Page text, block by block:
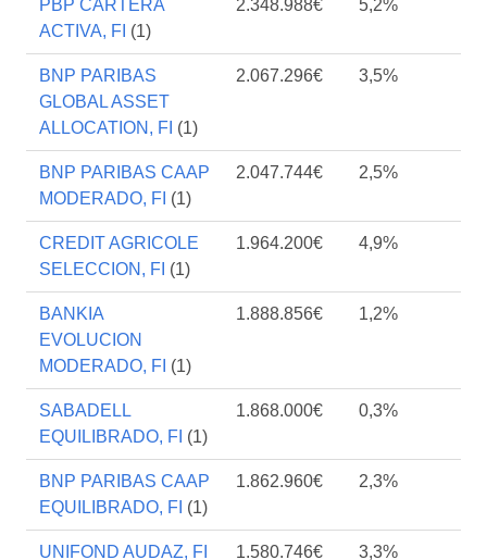
PBP CARTERA
ACTIVA, FI (1)
2.348.988€ 5,2%
BNP PARIBAS
GLOBAL ASSET
ALLOCATION, FI (1)
2.067.296€ 3,5%
BNP PARIBAS CAAP
MODERADO, FI (1)
2.047.744€ 2,5%
CREDIT AGRICOLE
SELECCION, FI (1)
1.964.200€ 4,9%
BANKIA
EVOLUCION
MODERADO, FI (1)
1.888.856€ 1,2%
SABADELL
EQUILIBRADO, FI (1)
1.868.000€ 0,3%
BNP PARIBAS CAAP
EQUILIBRADO, FI (1)
1.862.960€ 2,3%
UNIFOND AUDAZ, FI
1.580.746€ 3,3%